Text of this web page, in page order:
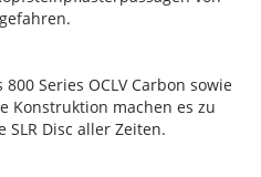
Series OCLV Carbon sowie
Konstruktion machen es zu
Disc aller Zeiten.